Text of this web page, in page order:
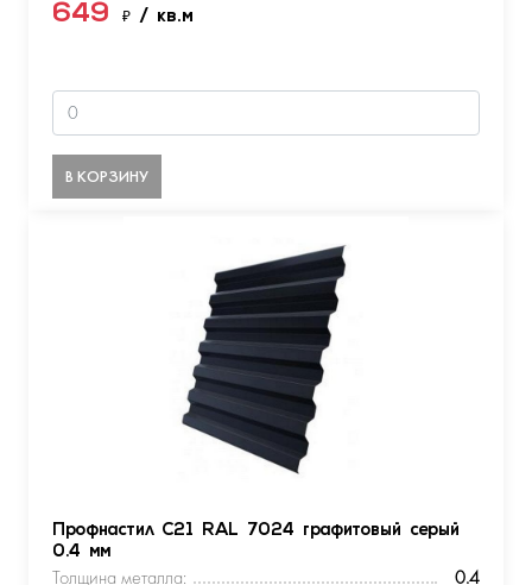
649 ₽ / кв.м
В КОРЗИНУ
Профнастил С21 RAL 7024 графитовый серый
0.4 мм
Толщина металла:
0.4